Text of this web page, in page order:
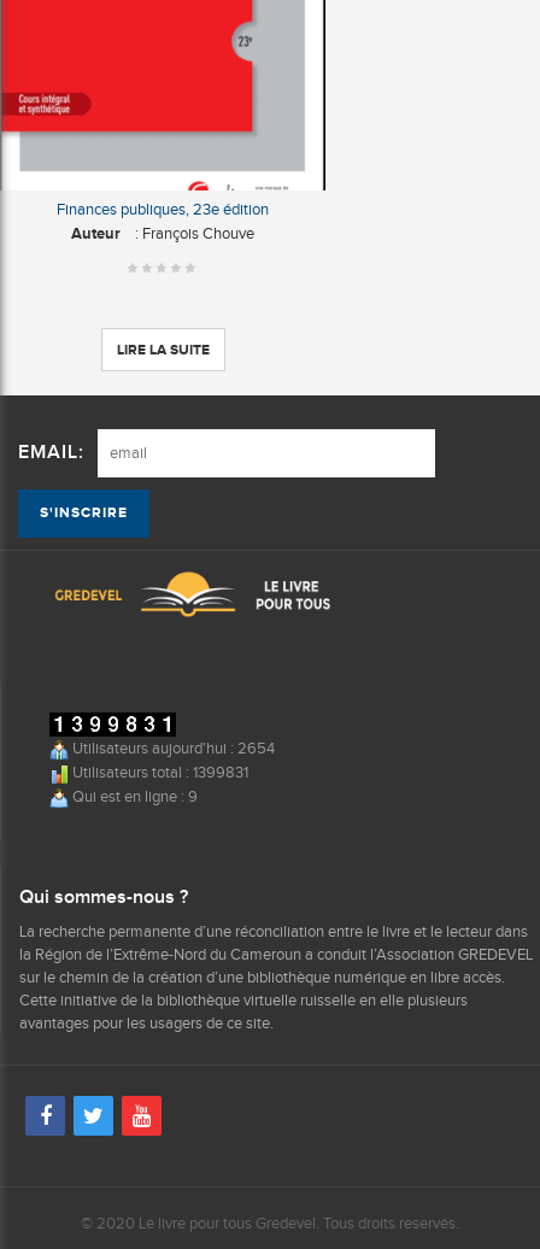
Finances publiques, 23e édition
Auteur : François Chouve
LIRE LA SUITE
EMAIL:
Utilisateurs aujourd'hui : 2654
Utilisateurs total : 1399831
Qui est en ligne : 9
Qui sommes-nous ?
La recherche permanente d’une réconciliation entre le livre et le lecteur dans
la Région de l’Extrême-Nord du Cameroun a conduit l’Association GREDEVEL
sur le chemin de la création d’une bibliothèque numérique en libre accès.
Cette initiative de la bibliothèque virtuelle ruisselle en elle plusieurs
avantages pour les usagers de ce site.
© 2020 Le livre pour tous Gredevel. Tous droits reservés.